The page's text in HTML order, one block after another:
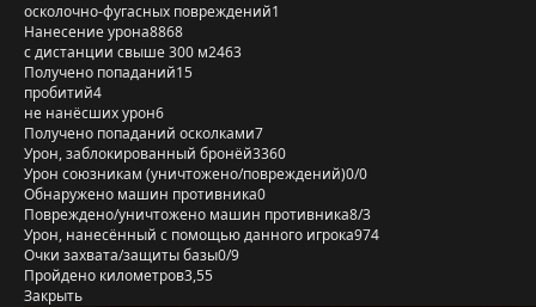
осколочно-фугасных повреждений1
Нанесение урона8868
с дистанции свыше 300 м2463
Получено попаданий15
пробитий4
не нанёсших урон6
Получено попаданий осколками7
Урон, заблокированный бронёй3360
Урон союзникам (уничтожено/повреждений)0/0
Обнаружено машин противника0
Повреждено/уничтожено машин противника8/3
Урон, нанесённый с помощью данного игрока974
Очки захвата/защиты базы0/9
Пройдено километров3,55
Закрыть